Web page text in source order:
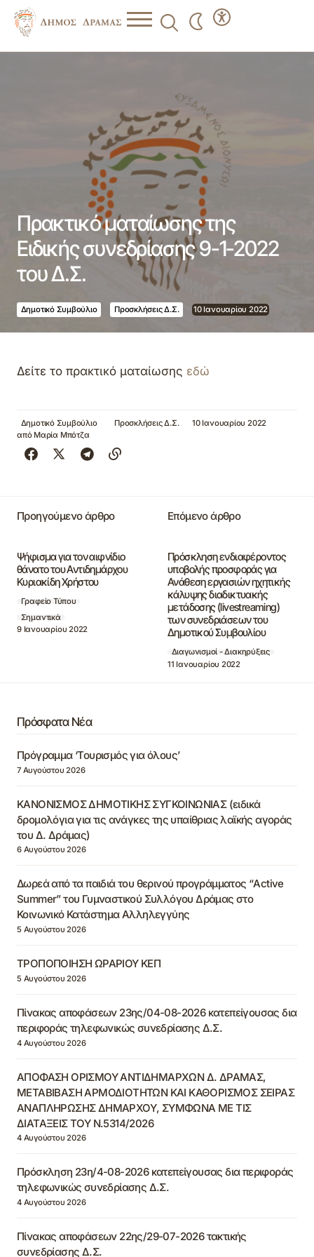
Πρακτικό ματαίωσης της
Ειδικής συνεδρίασης 9-1-2022
του Δ.Σ.
Δημοτικό Συμβούλιο Προσκλήσεις Δ.Σ. 10 Ιανουαρίου 2022
Δείτε το πρακτικό ματαίωσης εδώ
Δημοτικό Συμβούλιο Προσκλήσεις Δ.Σ.
10 Ιανουαρίου 2022
από Μαρία Μπότζα
Προηγούμενο άρθρο
Ψήφισμα για τον αιφνίδιο
θάνατο του Αντιδημάρχου
Κυριακίδη Χρήστου
Γραφείο Τύπου
Σημαντικά
9 Ιανουαρίου 2022
Επόμενο άρθρο
Πρόσκληση ενδιαφέροντος
υποβολής προσφοράς για
Ανάθεση εργασιών ηχητικής
κάλυψης διαδικτυακής
μετάδοσης (livestreaming)
των συνεδριάσεων του
Δημοτικού Συμβουλίου
Διαγωνισμοί - Διακηρύξεις
11 Ιανουαρίου 2022
Πρόσφατα Νέα
Πρόγραμμα ‘Τουρισμός για όλους’
7 Αυγούστου 2026
ΚΑΝΟΝΙΣΜΟΣ ΔΗΜΟΤΙΚΗΣ ΣΥΓΚΟΙΝΩΝΙΑΣ (ειδικά
δρομολόγια για τις ανάγκες της υπαίθριας λαϊκής αγοράς
του Δ. Δράμας)
6 Αυγούστου 2026
Δωρεά από τα παιδιά του θερινού προγράμματος “Active
Summer” του Γυμναστικού Συλλόγου Δράμας στο
Κοινωνικό Κατάστημα Αλληλεγγύης
5 Αυγούστου 2026
ΤΡΟΠΟΠΟΙΗΣΗ ΩΡΑΡΙΟΥ ΚΕΠ
5 Αυγούστου 2026
Πίνακας αποφάσεων 23ης/04-08-2026 κατεπείγουσας δια
περιφοράς τηλεφωνικώς συνεδρίασης Δ.Σ.
4 Αυγούστου 2026
ΑΠΟΦΑΣΗ ΟΡΙΣΜΟΥ ΑΝΤΙΔΗΜΑΡΧΩΝ Δ. ΔΡΑΜΑΣ,
ΜΕΤΑΒΙΒΑΣΗ ΑΡΜΟΔΙΟΤΗΤΩΝ ΚΑΙ ΚΑΘΟΡΙΣΜΟΣ ΣΕΙΡΑΣ
ΑΝΑΠΛΗΡΩΣΗΣ ΔΗΜΑΡΧΟΥ, ΣΥΜΦΩΝΑ ΜΕ ΤΙΣ
ΔΙΑΤΑΞΕΙΣ ΤΟΥ Ν.5314/2026
4 Αυγούστου 2026
Πρόσκληση 23η/4-08-2026 κατεπείγουσας δια περιφοράς
τηλεφωνικώς συνεδρίασης Δ.Σ.
4 Αυγούστου 2026
Πίνακας αποφάσεων 22ης/29-07-2026 τακτικής
συνεδρίασης Δ.Σ.